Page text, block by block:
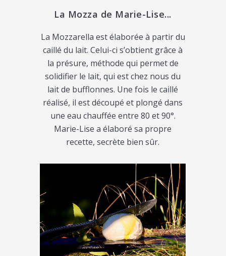
La Mozza de Marie-Lise...
La Mozzarella est élaborée à partir du
caillé du lait. Celui-ci s’obtient grâce à
la présure, méthode qui permet de
solidifier le lait, qui est chez nous du
lait de bufflonnes. Une fois le caillé
réalisé, il est découpé et plongé dans
une eau chauffée entre 80 et 90°.
Marie-Lise a élaboré sa propre
recette, secrète bien sûr.